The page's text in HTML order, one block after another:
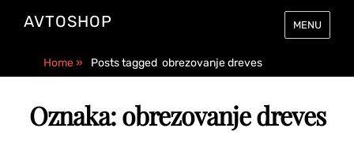
AVTOSHOP MENU
Home» Posts tagged obrezovanje dreves
Oznaka:obrezovanje dreves